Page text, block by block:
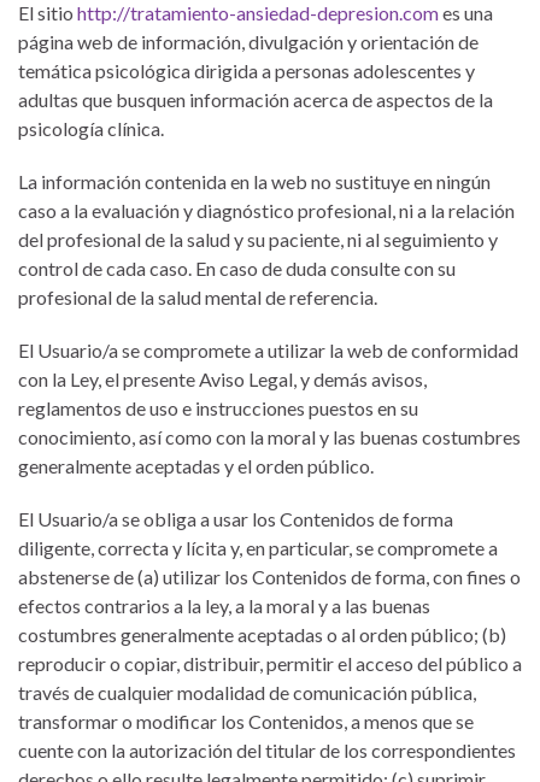
El sitio http://tratamiento-ansiedad-depresion.comes una
página web de información, divulgación y orientación de
temática psicológica dirigida a personas adolescentes y
adultas que busquen información acerca de aspectos de la
psicología clínica.
La información contenida en la web no sustituye en ningún
caso a la evaluación y diagnóstico profesional, ni a la relación
del profesional de la salud y su paciente, ni al seguimiento y
control de cada caso. En caso de duda consulte con su
profesional de la salud mental de referencia.
El Usuario/a se compromete a utilizar la web de conformidad
con la Ley, el presente Aviso Legal, y demás avisos,
reglamentos de uso e instrucciones puestos en su
conocimiento, así como con la moral y las buenas costumbres
generalmente aceptadas y el orden público.
El Usuario/a se obliga a usar los Contenidos de forma
diligente, correcta y lícita y, en particular, se compromete a
abstenerse de (a) utilizar los Contenidos de forma, con fines o
efectos contrarios a la ley, a la moral y a las buenas
costumbres generalmente aceptadas o al orden público; (b)
reproducir o copiar, distribuir, permitir el acceso del público a
través de cualquier modalidad de comunicación pública,
transformar o modificar los Contenidos, a menos que se
cuente con la autorización del titular de los correspondientes